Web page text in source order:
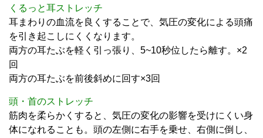
くるっと耳ストレッチ
耳まわりの血流を良くすることで、気圧の変化による頭痛
を引き起こしにくくなります。
両方の耳たぶを軽く引っ張り、5~10秒位したら離す。×2
回
両方の耳たぶを前後斜めに回す×3回
頭・首のストレッチ
筋肉を柔らかくすると、気圧の変化の影響を受けにくい身
体になれることも。頭の左側に右手を乗せ、右側に倒し、